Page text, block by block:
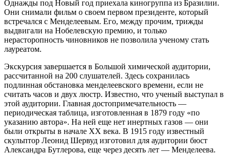
Однажды под Новый год приехала киногруппа из Бразилии.
Они снимали фильм о своем первом президенте, который
встречался с Менделеевым. Его, между прочим, трижды
выдвигали на Нобелевскую премию, и только
нерасторопность чиновников не позволила ученому стать
лауреатом.
Экскурсия завершается в Большой химической аудитории,
рассчитанной на 200 слушателей. Здесь сохранилась
подлинная обстановка менделеевского времени, если не
считать часов и двух люстр. Известно, что ученый выступал в
этой аудитории. Главная достопримечательность —
периодическая таблица, изготовленная в 1879 году «по
указанию автора». На ней еще нет инертных газов — они
были открыты в начале ХХ века. В 1915 году известный
скульптор Леонид Шервуд изготовил для аудитории бюст
Александра Бутлерова, еще через десять лет — Менделеева.